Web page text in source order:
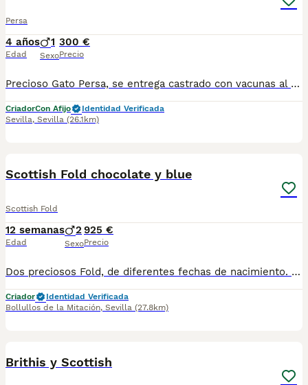
Persa
4 años
Edad
1
Sexo
300 €
Precio
Precioso Gato Persa, se entrega castrado con vacunas al día, desparasitado, pasaporte, chip y rabia. Por favor sólo personas de Sevilla o provincia sin más animales.
CriadorCon Afijo
Identidad Verificada
Sevilla, Sevilla (26.1km)
Scottish Fold chocolate y blue
Scottish Fold
12 semanas
Edad
2
Sexo
925 €
Precio
Dos preciosos Fold, de diferentes fechas de nacimiento. Ejemplares maravillosos y cariñosos para estar en familia. Se entregan desparasitados, vacunados, chip pasaporte europeo. Al hacer la reserva se envía contrato de garantía en enfermedades viricas y congénitas. Para más info y fotos escribir por wsp 66858212.
Criador
Identidad Verificada
Bollullos de la Mitación, Sevilla (27.8km)
Brithis y Scottish